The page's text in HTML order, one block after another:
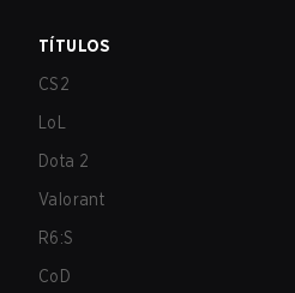
TÍTULOS
CS2
LoL
Dota 2
Valorant
R6:S
CoD